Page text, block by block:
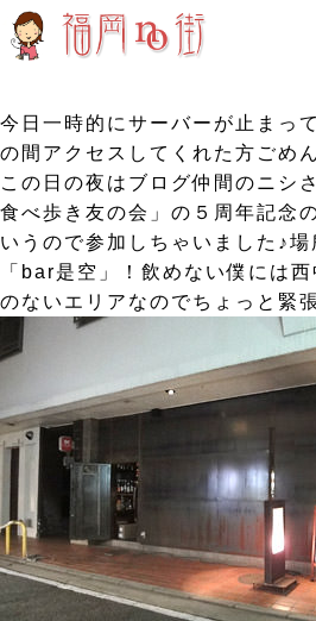
今日一時的にサーバーが止まっ
の間アクセスしてくれた方ごめ
この日の夜はブログ仲間のニシ
食べ歩き友の会」の５周年記念
いうので参加しちゃいました♪場
「bar是空」！飲めない僕には
のないエリアなのでちょっと緊